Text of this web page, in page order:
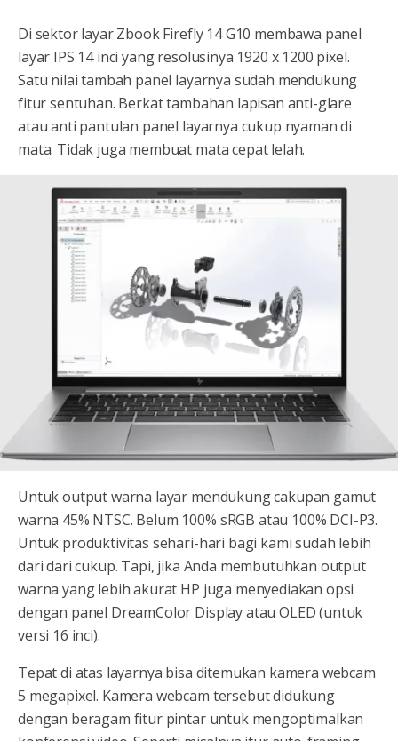
Di sektor layar Zbook Firefly 14 G10 membawa panel
layar IPS 14 inci yang resolusinya 1920 x 1200 pixel.
Satu nilai tambah panel layarnya sudah mendukung
fitur sentuhan. Berkat tambahan lapisan anti-glare
atau anti pantulan panel layarnya cukup nyaman di
mata. Tidak juga membuat mata cepat lelah.
Untuk output warna layar mendukung cakupan gamut
warna 45% NTSC. Belum 100% sRGB atau 100% DCI-P3.
Untuk produktivitas sehari-hari bagi kami sudah lebih
dari dari cukup. Tapi, jika Anda membutuhkan output
warna yang lebih akurat HP juga menyediakan opsi
dengan panel DreamColor Display atau OLED (untuk
versi 16 inci).
Tepat di atas layarnya bisa ditemukan kamera webcam
5 megapixel. Kamera webcam tersebut didukung
dengan beragam fitur pintar untuk mengoptimalkan